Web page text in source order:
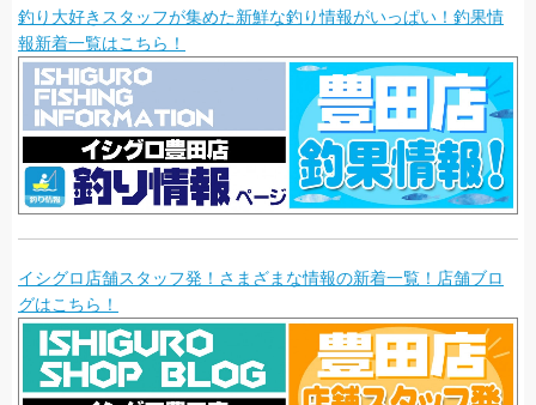
釣り大好きスタッフが集めた新鮮な釣り情報がいっぱい！釣果情
報新着一覧はこちら！
イシグロ店舗スタッフ発！さまざまな情報の新着一覧！店舗ブロ
グはこちら！